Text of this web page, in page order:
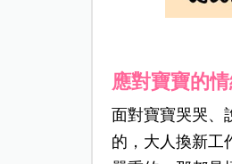
應對寶寶的
面對寶寶哭哭、
的，大人換新工